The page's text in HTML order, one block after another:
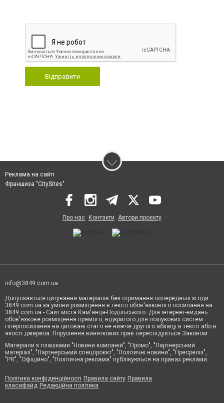
Відправити
Реклама на сайті
Франшиза "CitySites"
Про нас Контакти Автори проєкту
info@3849.com.ua
Допускається цитування матеріалів без отримання попередньої згоди
3849.com.ua за умови розміщення в тексті обов'язкового посилання на
3849.com.ua - Сайт міста Кам'янця-Подільського. Для інтернет-видань
обов'язкове розміщення прямого, відкритого для пошукових систем
гіперпосилання на цитовані статті не нижче другого абзацу в тексті або в
якості джерела. Порушення виняткових прав переслідується Законом.
Матеріали з плашками "Новини компаній", "Промо", "Партнерський
матеріал", "Партнерський спецпроєкт", "Політичні новини", "Пресреліз",
"PR", "Офіційно", "Політична реклама" публікуються на правах реклами.
Політика конфіденційності Правила сайту Правила
класифайд Редакційна політика